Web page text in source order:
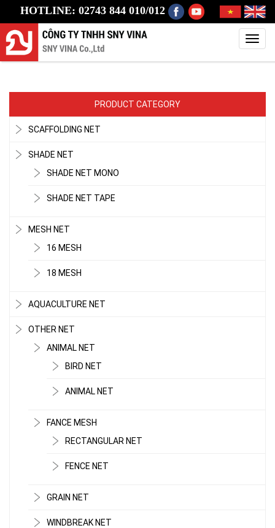
HOTLINE: 02743 844 010/012
PRODUCT CATEGORY
SCAFFOLDING NET
SHADE NET
SHADE NET MONO
SHADE NET TAPE
MESH NET
16 MESH
18 MESH
AQUACULTURE NET
OTHER NET
ANIMAL NET
BIRD NET
ANIMAL NET
FANCE MESH
RECTANGULAR NET
FENCE NET
GRAIN NET
WINDBREAK NET